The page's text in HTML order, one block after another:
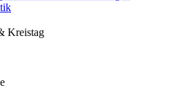
Kreistag